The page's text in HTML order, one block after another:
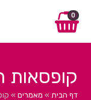
0
קופסאות
דף הבית » מאמרים »